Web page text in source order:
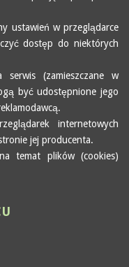
ustawień w przeglądarce
dostęp do niektórych
(zamieszczane w
być udostępnione jego
internetowych
jej producenta.
temat plików (cookies)